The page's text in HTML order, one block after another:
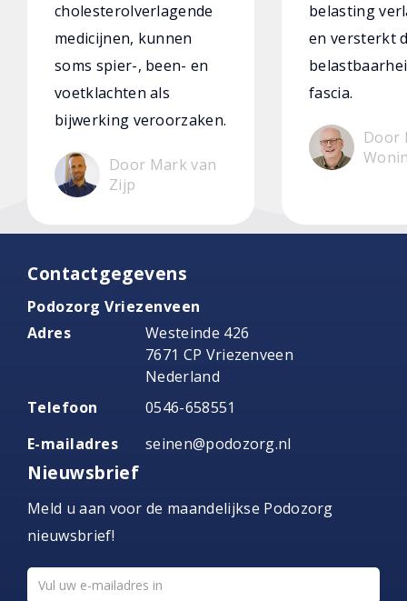
cholesterolverlagende
medicijnen, kunnen
soms spier-, been- en
voetklachten als
bijwerking veroorzaken.
Door Mark van
Zijp
belasting
en versterkt
fascia.
Door
Contactgegevens
Podozorg Vriezenveen
Adres
Westeinde 426
7671 CP Vriezenveen
Nederland
Telefoon
0546-658551
E-mailadres
seinen@podozorg.nl
Nieuwsbrief
Meld u aan voor de maandelijkse Podozorg
nieuwsbrief!